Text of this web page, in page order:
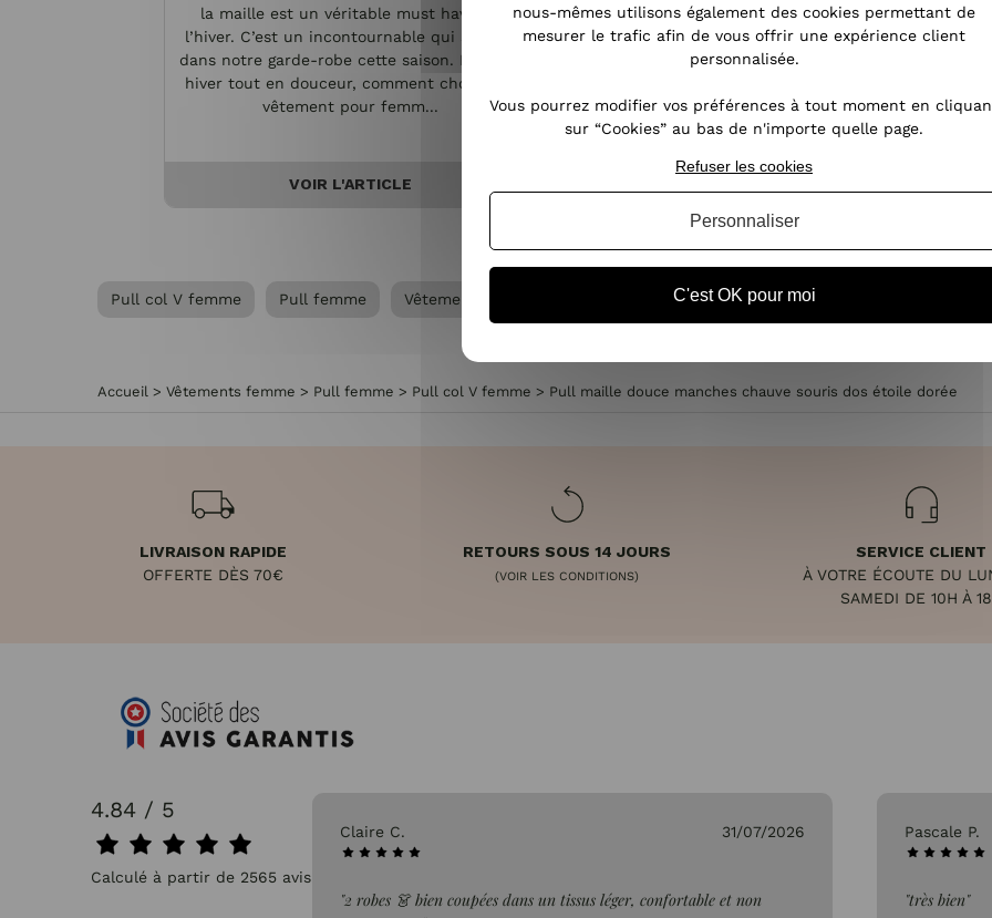
la maille est un véritable must have de
l’hiver. C’est un incontournable qui s’invite
dans notre garde-robe cette saison. Pour un
hiver tout en douceur, comment choisir un
vêtement pour femm...
VOIR L'ARTICLE
morphologie en « A », en « huit » ou encore
en « V » ? Mais qu’est-ce que ça signifie
concrètement ? Comment connaître sa
choisir en fonction de sa silho...
Pull col V femme Pull femme Vêtements femme
Accueil > Vêtements femme > Pull femme > Pull col V femme > Pull maille douce manches chauve souris dos étoile dorée
LIVRAISON RAPIDE
OFFERTE DÈS 70€
RETOURS SOUS 14 JOURS
(VOIR LES CONDITIONS)
SERVICE CLIENT
À VOTRE ÉCOUTE DU
SAMEDI DE 10H À
4.84 / 5
Calculé à partir de 2565 avis.
31/07/2026 Claire C. 31/07/2026
"2 robes 👗 bien coupées dans un tissus léger, confortable et non
Pascale P.
"très bien"
nous-mêmes utilisons également des cookies permettant de
mesurer le trafic afin de vous offrir une expérience client
personnalisée.
Vous pourrez modifier vos préférences à tout moment en
sur “Cookies” au bas de n'importe quelle page.
C'est OK pour moi
Refuser les cookies
Personnaliser